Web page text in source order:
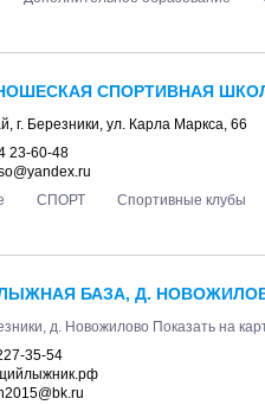
СПОРТИВНАЯ
, г. Березники, ул. Карла Маркса, 66
23-60-48
СПОРТ
Спортивные клубы
БАЗА, Д.
, д. Новожилово Показать на
35-54